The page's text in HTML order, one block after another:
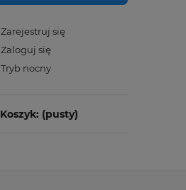
Zarejestruj się
Zaloguj się
Koszyk: (pusty)